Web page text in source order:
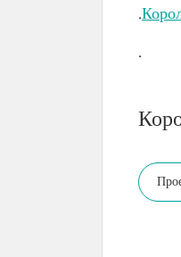
.
.